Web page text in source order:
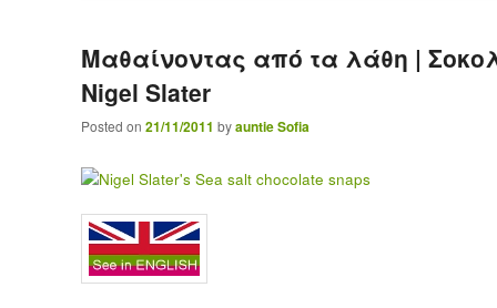
Μαθαίνοντας από τα λάθη |
Nigel Slater
Posted on 21/11/2011 byauntie Sofia